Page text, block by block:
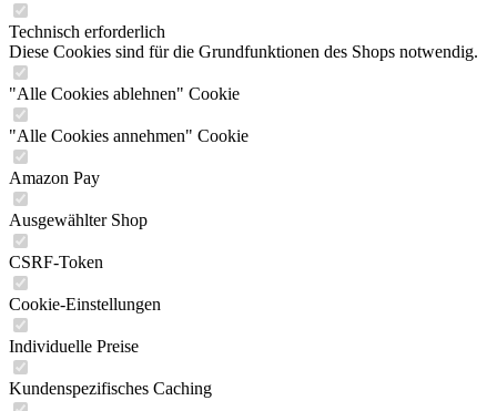
Technisch erforderlich
Diese Cookies sind für die Grundfunktionen des Shops notwendig.
"Alle Cookies ablehnen" Cookie
"Alle Cookies annehmen" Cookie
Amazon Pay
Ausgewählter Shop
CSRF-Token
Cookie-Einstellungen
Individuelle Preise
Kundenspezifisches Caching